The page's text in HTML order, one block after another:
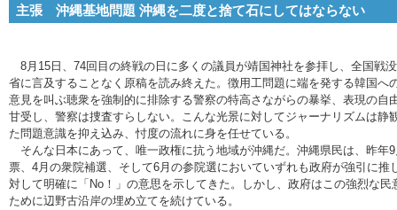
主張 沖縄基地問題 沖縄を二度と捨て石にしてはならない
8月15日、74回目の終戦の日に多くの議員が靖国神社を参拝し、全国戦
省に言及することなく原稿を読み終えた。徴用工問題に端を発する韓国へ
意見を叫ぶ聴衆を強制的に排除する警察の特高さながらの暴挙、表現の自
甘受し、警察は捜査すらしない。こんな光景に対してジャーナリズムは静
た問題意識を抑え込み、忖度の流れに身を任せている。
そんな日本にあって、唯一政権に抗う地域が沖縄だ。沖縄県民は、昨年
票、4月の衆院補選、そして6月の参院選においていずれも政府が強引に推
対して明確に「No！」の意思を示してきた。しかし、政府はこの強烈な
ために辺野古沿岸の埋め立てを続けている。